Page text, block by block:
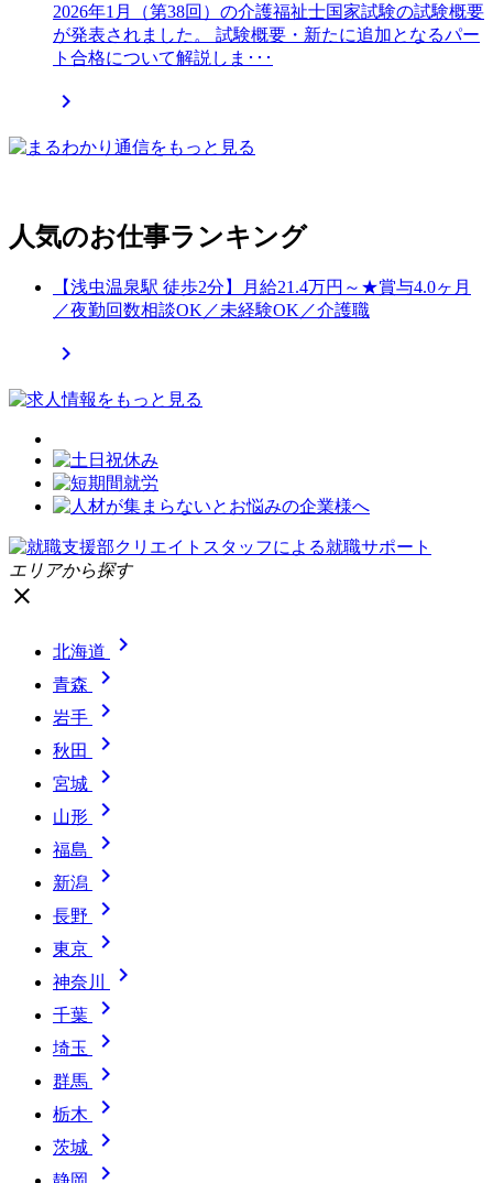
2026年1月（第38回）の介護福祉士国家試験の試験概要
が発表されました。 試験概要・新たに追加となるパー
ト合格について解説しま･･･

人気のお仕事ランキング
【浅虫温泉駅 徒歩2分】月給21.4万円～★賞与4.0ヶ月
／夜勤回数相談OK／未経験OK／介護職

エリアから探す
close
北海道 
青森 
岩手 
秋田 
宮城 
山形 
福島 
新潟 
長野 
東京 
神奈川 
千葉 
埼玉 
群馬 
栃木 
茨城 
